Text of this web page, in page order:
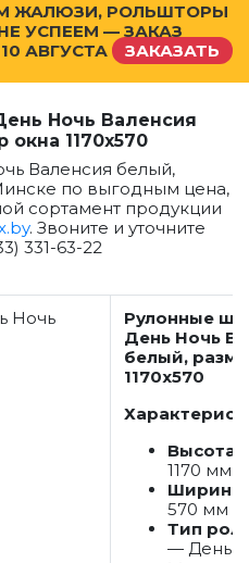
ЖАЛЮЗИ, РОЛЬШТОРЫ
УСПЕЕМ — ЗАКАЗ
10 АВГУСТА ЗАКАЗАТЬ
Ночь Валенсия
окна 1170x570
Валенсия белый,
по выгодным цена,
сортамент продукции
. Звоните и уточните
331-63-22
Рулонные
День Ночь
белый,
1170x570
Высота
1170 мм
Ширина
570 мм
Тип
— День